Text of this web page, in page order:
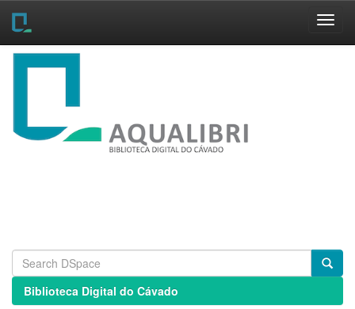
Skip
Biblioteca Digital do Cávado